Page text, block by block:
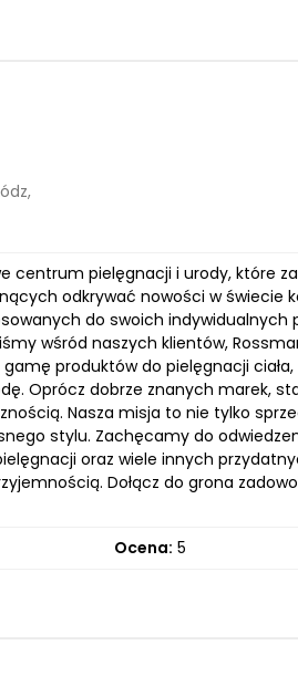
centrum pielęgnacji i urody, które
odkrywać nowości w świecie
do swoich indywidualnych
wśród naszych klientów,
produktów do pielęgnacji
Oprócz dobrze znanych marek,
Nasza misja to nie tylko
stylu. Zachęcamy do
oraz wiele innych
Dołącz do grona
Ocena: 5